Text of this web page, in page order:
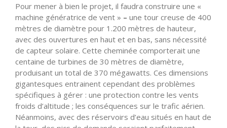
Pour mener à bien le projet, il faudra construire une «
machine génératrice de vent » – une tour creuse de 400
mètres de diamètre pour 1.200 mètres de hauteur,
avec des ouvertures en haut et en bas, sans nécessité
de capteur solaire. Cette cheminée comporterait une
centaine de turbines de 30 mètres de diamètre,
produisant un total de 370 mégawatts. Ces dimensions
gigantesques entrainent cependant des problèmes
spécifiques à gérer : une protection contre les vents
froids d’altitude ; les conséquences sur le trafic aérien.
Néanmoins, avec des réservoirs d’eau situés en haut de